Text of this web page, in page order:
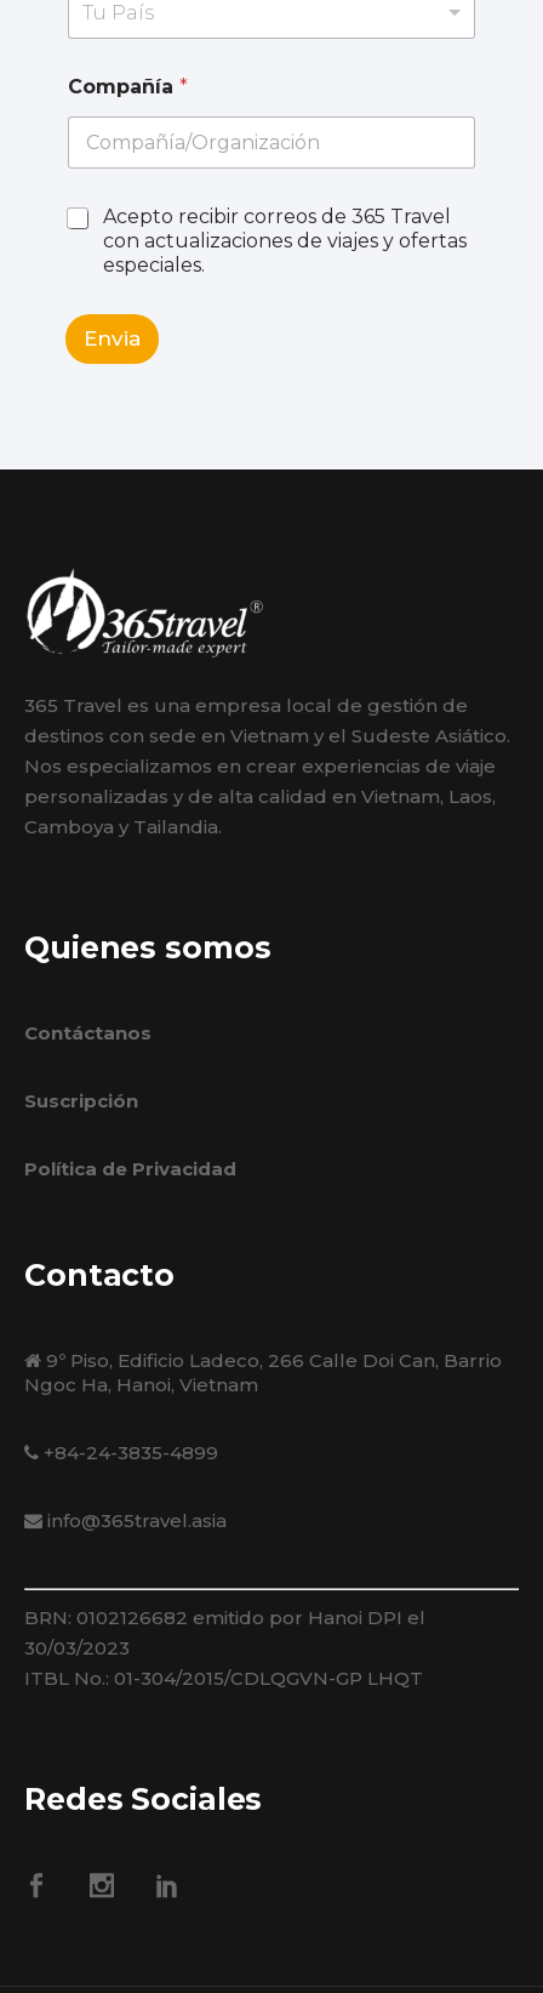
Tu País
Compañía *
Acepto recibir correos de 365 Travel
con actualizaciones de viajes y ofertas
especiales.
Envia
365 Travel es una empresa local de gestión de
destinos con sede en Vietnam y el Sudeste Asiático.
Nos especializamos en crear experiencias de viaje
personalizadas y de alta calidad en Vietnam, Laos,
Camboya y Tailandia.
Quienes somos
Contáctanos
Suscripción
Política de Privacidad
Contacto
9º Piso, Edificio Ladeco, 266 Calle Doi Can, Barrio
Ngoc Ha, Hanoi, Vietnam
+84-24-3835-4899
info@365travel.asia
BRN: 0102126682 emitido por Hanoi DPI el
30/03/2023
ITBL No.: 01-304/2015/CDLQGVN-GP LHQT
Redes Sociales